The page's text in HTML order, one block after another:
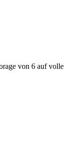
von 6 auf volle